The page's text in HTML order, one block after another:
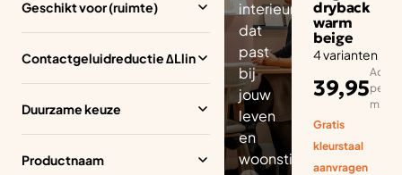
Geschikt voor (ruimte)
Contactgeluidreductie ∆Llin
Duurzame keuze
Productnaam
interieuradvies
dat
past
bij
jouw
leven
en
woonstijl.
dryback
warm
beige
4 varianten
39,95per
m2
Gratis
kleurstaal
aanvragen